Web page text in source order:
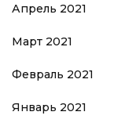
Апрель 2021
Март 2021
Февраль 2021
Январь 2021